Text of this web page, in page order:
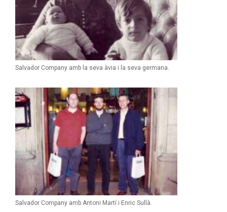
Salvador Company amb la seva àvia i la seva germana.
Salvador Company amb Antoni Martí i Enric Sullà.